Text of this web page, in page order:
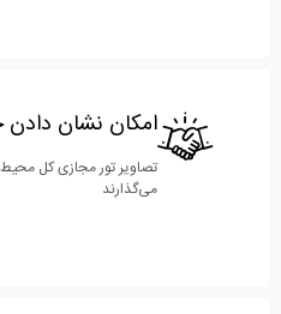
امکان نشان دادن
می‎‌گذارند